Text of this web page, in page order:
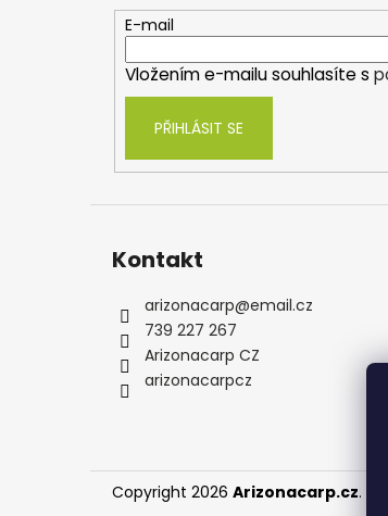
E-mail
Vložením e-mailu souhlasíte s
PŘIHLÁSIT SE
Kontakt
arizonacarp@email.cz
739 227 267
Arizonacarp CZ
arizonacarpcz
Copyright 2026 Arizonacarp.cz.